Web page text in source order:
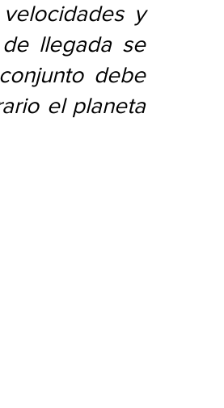
y
llegada se
debe
el planeta